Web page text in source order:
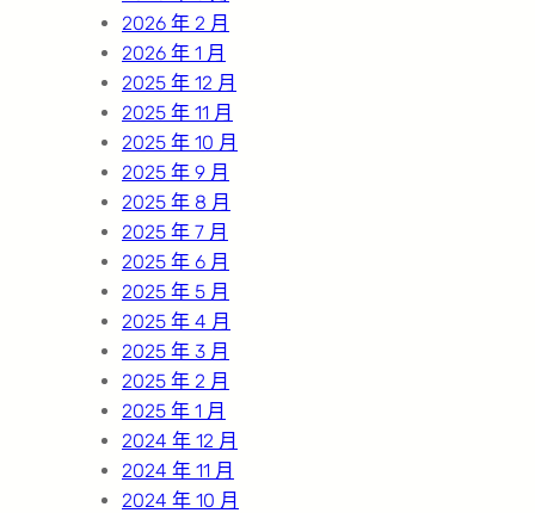
2026 年 2 月
2026 年 1 月
2025 年 12 月
2025 年 11 月
2025 年 10 月
2025 年 9 月
2025 年 8 月
2025 年 7 月
2025 年 6 月
2025 年 5 月
2025 年 4 月
2025 年 3 月
2025 年 2 月
2025 年 1 月
2024 年 12 月
2024 年 11 月
2024 年 10 月